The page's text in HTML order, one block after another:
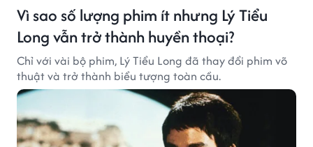
Vì sao số lượng phim ít nhưng Lý Tiểu
Long vẫn trở thành huyền thoại?
Chỉ với vài bộ phim, Lý Tiểu Long đã thay đổi phim võ
thuật và trở thành biểu tượng toàn cầu.